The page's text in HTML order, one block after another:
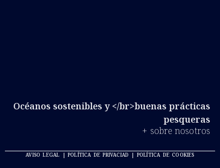
Océanos sostenibles y </br>buenas prácticas
pesqueras
+ sobre nosotros
AVISO LEGAL | POLÍTICA DE PRIVACIAD | POLÍTICA DE COOKIES